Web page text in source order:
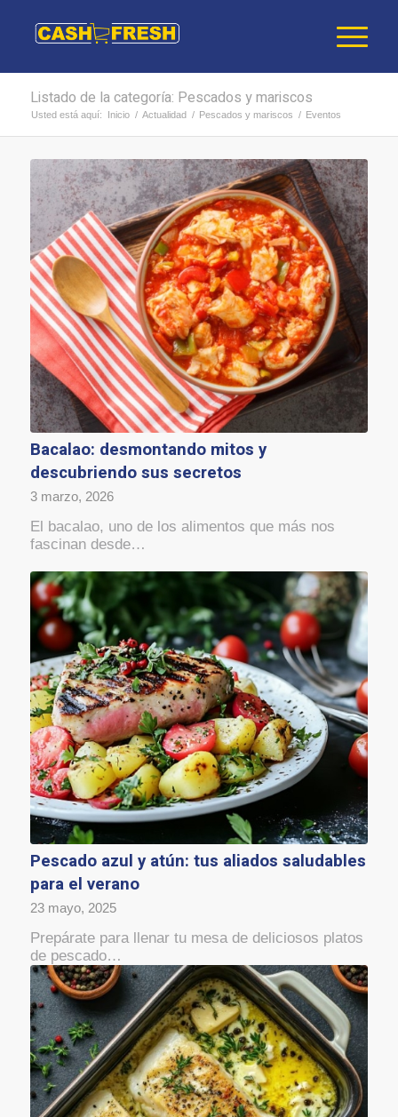
Listado de la categoría: Pescados y mariscos
Usted está aquí: Inicio / Actualidad / Pescados y mariscos / Eventos
Bacalao: desmontando mitos y
descubriendo sus secretos
3 marzo, 2026
El bacalao, uno de los alimentos que más nos
fascinan desde…
Pescado azul y atún: tus aliados saludables
para el verano
23 mayo, 2025
Prepárate para llenar tu mesa de deliciosos platos
de pescado…